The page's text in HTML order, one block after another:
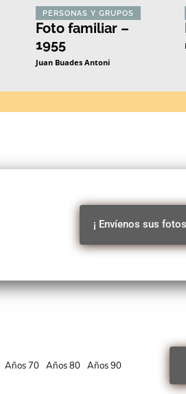
PERSONAS Y GRUPOS
Foto familiar –
1955
Juan Buades Antoni
¡ Envíenos sus
Años 70 Años 80 Años 90